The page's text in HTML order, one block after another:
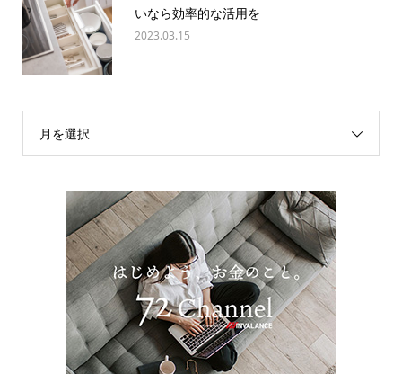
いなら効率的な活用を
2023.03.15
月を選択